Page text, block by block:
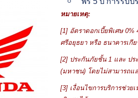
หมายเหตุ:
[1] อัตราดอกเบี้ยพิเศษ 0%
ศรีอยุธยา หรือ ธนาคารเกี
[2] ประกันภัยชั้น 1 และ ปร
(มหาชน) โดยไม่สามารถแ
[3] เงื่อนไขการบริการช่วย